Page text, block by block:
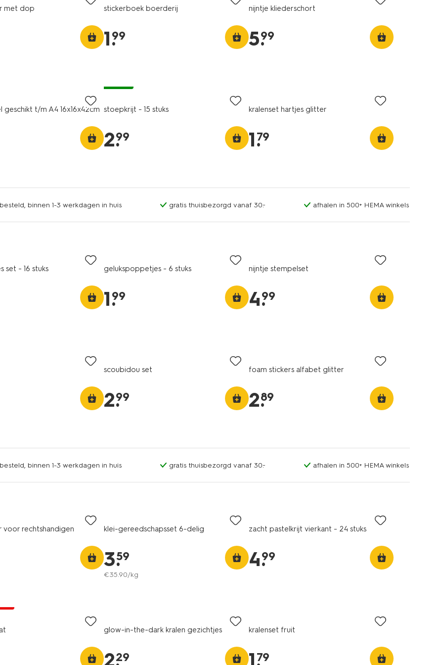
met dop stickerboek boerderij
1.
99
nijntje kliederschort
5.
99
geschikt t/m A4 16x16x42cm stoepkrijt - 15 stuks
2.
99
kralenset hartjes glitter
1.
79
binnen 1-3 werkdagen in huis gratis thuisbezorgd vanaf 30.- afhalen in 500+ HEMA winkels
set - 16 stuks gelukspoppetjes - 6 stuks
1.
99
nijntje stempelset
4.
99
scoubidou set
2.
99
foam stickers alfabet glitter
2.
89
binnen 1-3 werkdagen in huis gratis thuisbezorgd vanaf 30.- afhalen in 500+ HEMA winkels
voor rechtshandigen klei-gereedschapsset 6-delig
3.
59
€35.90/kg
zacht pastelkrijt vierkant - 24 stuks
4.
99
glow-in-the-dark kralen gezichtjes
2.
29
kralenset fruit
1.
79